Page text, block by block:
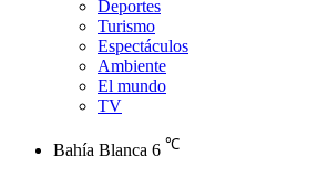
Deportes
Turismo
Espectáculos
Ambiente
El mundo
TV
Bahía Blanca 6 ℃